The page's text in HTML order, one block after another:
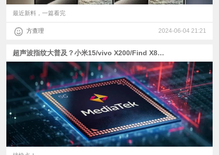
最近新料，一篇看完
方查理 2024-06-04 21:21
超声波指纹大普及？小米15/vivo X200/Find X8标准版都有份？| 一加Ace3 Pro与天玑9400爆料